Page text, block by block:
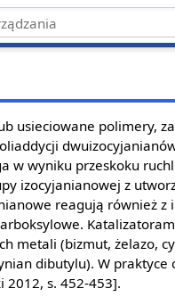
usieciowane polimery,
w wyniku przeskoku
izocyjanianowej z
reagują również
metali (bizmut, żelazo,
dibutylu). W praktyce
2012, s. 452-453].